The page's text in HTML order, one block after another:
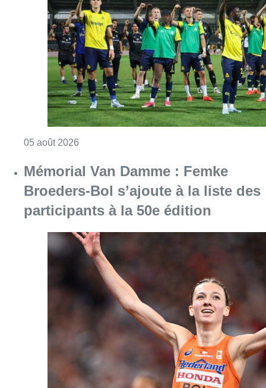
05 août 2026
Mémorial Van Damme : Femke
Broeders-Bol s’ajoute à la liste des
participants à la 50e édition